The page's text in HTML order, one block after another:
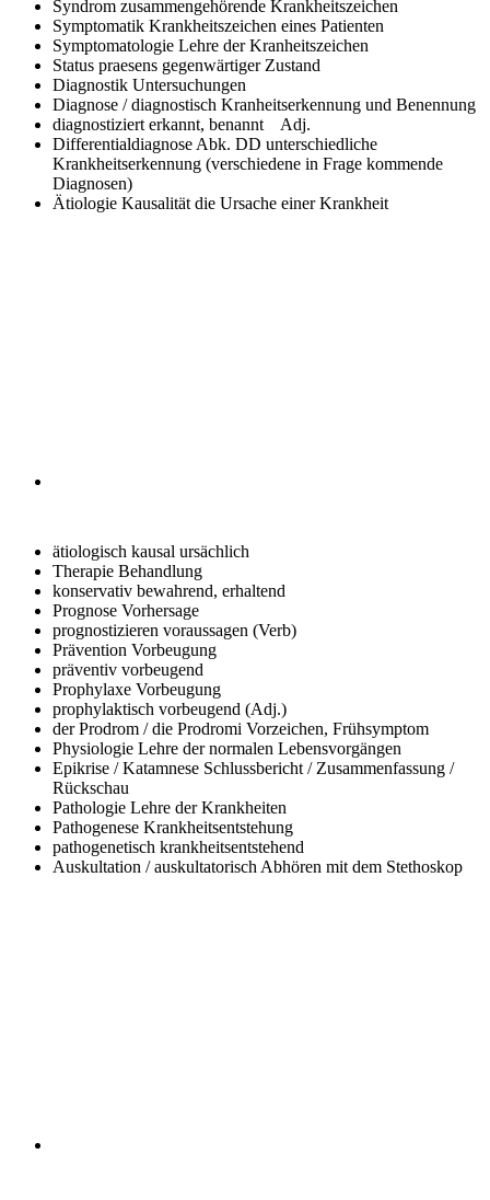
Syndrom zusammengehörende Krankheitszeichen
Symptomatik Krankheitszeichen eines Patienten
Symptomatologie Lehre der Kranheitszeichen
Status praesens gegenwärtiger Zustand
Diagnostik Untersuchungen
Diagnose / diagnostisch Kranheitserkennung und Benennung
diagnostiziert erkannt, benannt Adj.
Differentialdiagnose Abk. DD unterschiedliche
Krankheitserkennung (verschiedene in Frage kommende
Diagnosen)
Ätiologie Kausalität die Ursache einer Krankheit
ätiologisch kausal ursächlich
Therapie Behandlung
konservativ bewahrend, erhaltend
Prognose Vorhersage
prognostizieren voraussagen (Verb)
Prävention Vorbeugung
präventiv vorbeugend
Prophylaxe Vorbeugung
prophylaktisch vorbeugend (Adj.)
der Prodrom / die Prodromi Vorzeichen, Frühsymptom
Physiologie Lehre der normalen Lebensvorgängen
Epikrise / Katamnese Schlussbericht / Zusammenfassung /
Rückschau
Pathologie Lehre der Krankheiten
Pathogenese Krankheitsentstehung
pathogenetisch krankheitsentstehend
Auskultation / auskultatorisch Abhören mit dem Stethoskop